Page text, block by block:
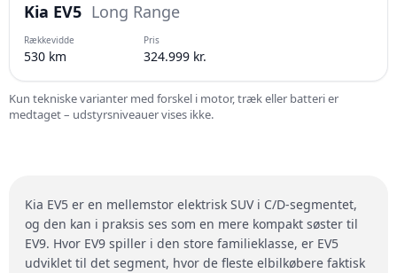
Kia EV5 Long Range
Rækkevidde
530 km
Pris
324.999 kr.
Kun tekniske varianter med forskel i motor, træk eller batteri er
medtaget – udstyrsniveauer vises ikke.
Kia EV5 er en mellemstor elektrisk SUV i C/D-segmentet,
og den kan i praksis ses som en mere kompakt søster til
EV9. Hvor EV9 spiller i den store familieklasse, er EV5
udviklet til det segment, hvor de fleste elbilkøbere faktisk